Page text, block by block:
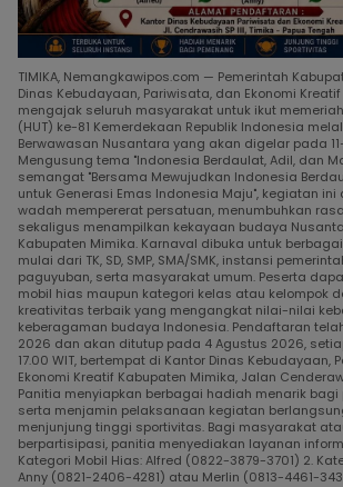
TIMIKA, Nemangkawipos.com — Pemerintah
Dinas Kebudayaan, Pariwisata, dan Ekonomi
mengajak seluruh masyarakat untuk ikut
(HUT) ke-81 Kemerdekaan Republik Indonesia
Berwawasan Nusantara yang akan digelar pada
Mengusung tema "Indonesia Berdaulat, Adil, dan
semangat "Bersama Mewujudkan Indonesia
untuk Generasi Emas Indonesia Maju", kegiatan
wadah mempererat persatuan, menumbuhkan
sekaligus menampilkan kekayaan budaya
Kabupaten Mimika. Karnaval dibuka untuk
mulai dari TK, SD, SMP, SMA/SMK, instansi
paguyuban, serta masyarakat umum. Peserta
mobil hias maupun kategori kelas atau kelompok
kreativitas terbaik yang mengangkat nilai-nilai
keberagaman budaya Indonesia. Pendaftaran
2026 dan akan ditutup pada 4 Agustus 2026,
17.00 WIT, bertempat di Kantor Dinas Kebudayaan,
Ekonomi Kreatif Kabupaten Mimika, Jalan
Panitia menyiapkan berbagai hadiah menarik
serta menjamin pelaksanaan kegiatan
menjunjung tinggi sportivitas. Bagi masyarakat
berpartisipasi, panitia menyediakan layanan
Kategori Mobil Hias: Alfred (0822-3879-3701) 2.
Anny (0821-2406-4281) atau Merlin (0813-4461-